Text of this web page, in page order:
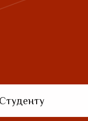
Студенту